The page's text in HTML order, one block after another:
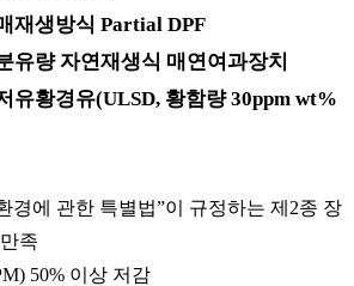
재생방식 Partial DPF
유량 자연재생식 매연여과장치
유황경유(ULSD, 황함량 30ppm wt%
경에 관한 특별법”이 규정하는 제2종 장
족
50% 이상 저감